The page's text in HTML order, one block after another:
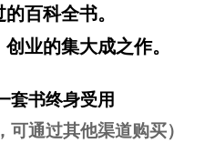
百科全书。
业的集大成之作。
套书终身受用
可通过其他渠道购买）